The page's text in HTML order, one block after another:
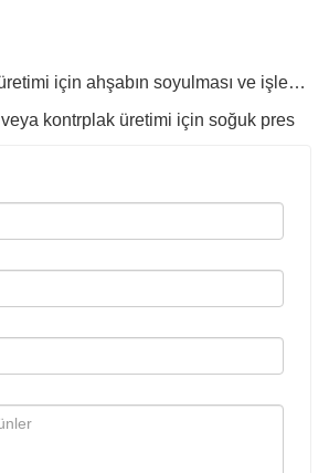
öncesi : Kontrplak üretimi için ahşabın soyulması ve işlenmesi için kabuk giderici
kontrplak üretimi için soğuk pres